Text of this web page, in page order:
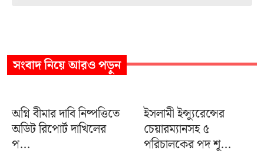
সংবাদনিয়ে আরও পড়ুন
অগ্নি বীমার দাবি নিষ্পত্তিতে
অডিট রিপোর্ট দাখিলের
প...
ইসলামী ইন্স্যুরেন্সের
চেয়ারম্যানসহ ৫
পরিচালকের পদ শূ...